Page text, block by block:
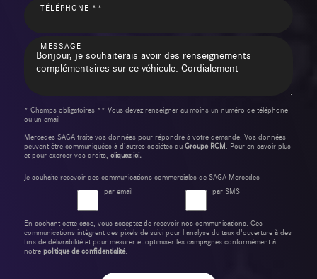
TÉLÉPHONE **
MESSAGE
* Champs obligatoires ** Vous devez renseigner au moins un numéro de téléphone
ou un email
Mercedes SAGA traite vos données pour répondre à votre demande. Vos données
peuvent être communiquées à d’autres sociétés du Groupe RCM. Pour en savoir plus
et pour exercer vos droits, cliquez ici.
Je souhaite recevoir des communications commerciales de SAGA Mercedes
par email
par SMS
En cochant cette case, vous acceptez de recevoir nos communications. Ces
communications intègrent des pixels de suivi pour l'analyse du taux d'ouverture à des
fins de délivrabilité et pour mesurer et optimiser les campagnes conformément à
notre politique de confidentialité.